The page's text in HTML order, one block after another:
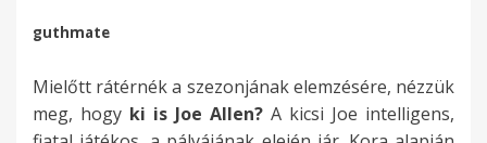
-
a
F
r
a
-
G
e
o
s
-
a
d
t
z
j
,
l
l
e
d
n
k
,
k
n
r
ö
a
L
-
n
j
á
k
t
l
i
e
r
n
o
s
guthmate
Mielőtt rátérnék a szezonjának elemzésére, nézzük
meg, hogy ki is Joe Allen? A kicsi Joe intelligens,